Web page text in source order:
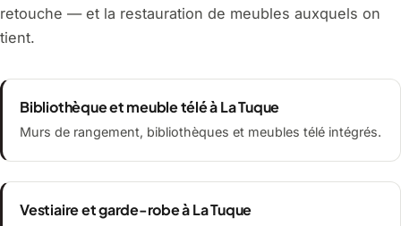
retouche — et la restauration de meubles auxquels on
tient.
Bibliothèque et meuble télé à La Tuque
Murs de rangement, bibliothèques et meubles télé intégrés.
Vestiaire et garde-robe à La Tuque